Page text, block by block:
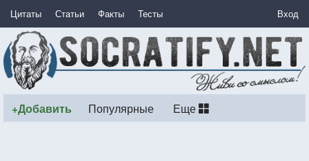
Цитаты Статьи Факты Тесты Вход
+Добавить Популярные Еще